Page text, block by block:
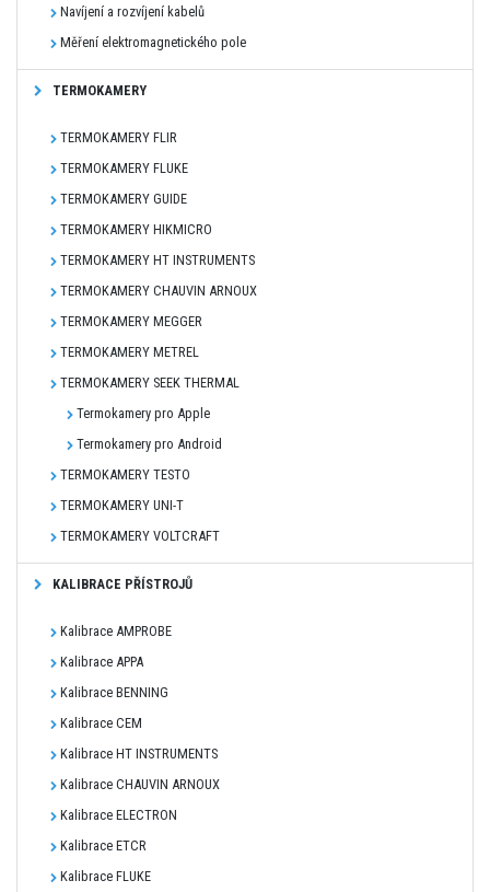
Navíjení a rozvíjení kabelů
Měření elektromagnetického pole
TERMOKAMERY
TERMOKAMERY FLIR
TERMOKAMERY FLUKE
TERMOKAMERY GUIDE
TERMOKAMERY HIKMICRO
TERMOKAMERY HT INSTRUMENTS
TERMOKAMERY CHAUVIN ARNOUX
TERMOKAMERY MEGGER
TERMOKAMERY METREL
TERMOKAMERY SEEK THERMAL
Termokamery pro Apple
Termokamery pro Android
TERMOKAMERY TESTO
TERMOKAMERY UNI-T
TERMOKAMERY VOLTCRAFT
KALIBRACE PŘÍSTROJŮ
Kalibrace AMPROBE
Kalibrace APPA
Kalibrace BENNING
Kalibrace CEM
Kalibrace HT INSTRUMENTS
Kalibrace CHAUVIN ARNOUX
Kalibrace ELECTRON
Kalibrace ETCR
Kalibrace FLUKE